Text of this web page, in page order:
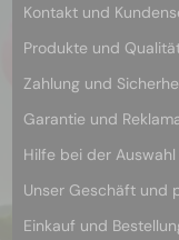
Kontakt und
Produkte und
Zahlung und
Garantie und
Hilfe bei der Auswahl
Unser Geschäft und
Einkauf und